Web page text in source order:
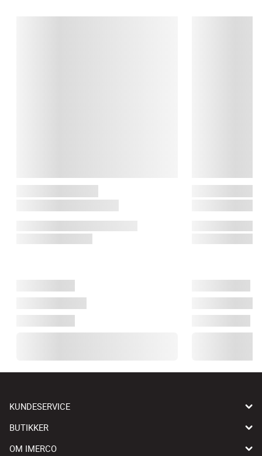
KUNDESERVICE
BUTIKKER
OM IMERCO